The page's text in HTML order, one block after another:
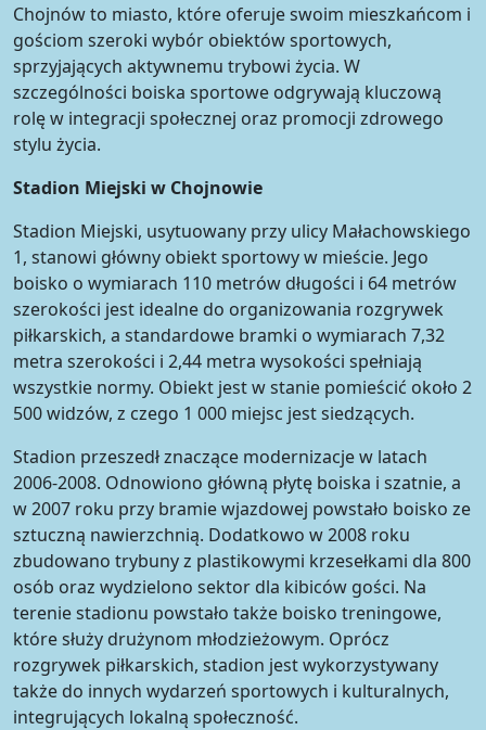
Chojnów to miasto, które oferuje swoim mieszkańcom i
gościom szeroki wybór obiektów sportowych,
sprzyjających aktywnemu trybowi życia. W
szczególności boiska sportowe odgrywają kluczową
rolę w integracji społecznej oraz promocji zdrowego
stylu życia.
Stadion Miejski w Chojnowie
Stadion Miejski, usytuowany przy ulicy Małachowskiego
1, stanowi główny obiekt sportowy w mieście. Jego
boisko o wymiarach 110 metrów długości i 64 metrów
szerokości jest idealne do organizowania rozgrywek
piłkarskich, a standardowe bramki o wymiarach 7,32
metra szerokości i 2,44 metra wysokości spełniają
wszystkie normy. Obiekt jest w stanie pomieścić około 2
500 widzów, z czego 1 000 miejsc jest siedzących.
Stadion przeszedł znaczące modernizacje w latach
2006-2008. Odnowiono główną płytę boiska i szatnie, a
w 2007 roku przy bramie wjazdowej powstało boisko ze
sztuczną nawierzchnią. Dodatkowo w 2008 roku
zbudowano trybuny z plastikowymi krzesełkami dla 800
osób oraz wydzielono sektor dla kibiców gości. Na
terenie stadionu powstało także boisko treningowe,
które służy drużynom młodzieżowym. Oprócz
rozgrywek piłkarskich, stadion jest wykorzystywany
także do innych wydarzeń sportowych i kulturalnych,
integrujących lokalną społeczność.